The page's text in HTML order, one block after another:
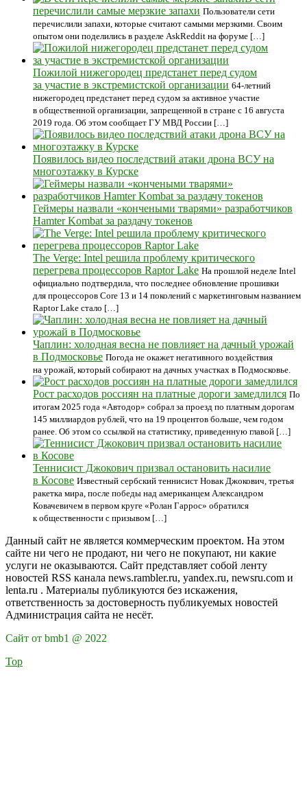
перечислили самые мерзкие запахи Пользователи сети
перечислили запахи, которые считают самыми мерзкими. Своим
опытом они поделились в разделе AskReddit на форуме […]
Пожилой нижегородец предстанет перед судом
за участие в экстремистской организации 64-летний
нижегородец предстанет перед судом за активное участие
в общественной организации, запрещенной в стране с 16 августа
2019 года. Об этом сообщает ГУ МВД России […]
Появилось видео последствий атаки дрона ВСУ на
многоэтажку в Курске
Геймеры назвали «кончеными тварями» разработчиков
Hamter Kombat за раздачу токенов
The Verge: Intel решила проблему критического
перегрева процессоров Raptor Lake На прошлой неделе Intel
официально подтвердила, что последнее обновление прошивки
для процессоров Core 13 и 14 поколений с маркетинговым названием
Raptor Lake стало […]
Чаплин: холодная весна не повлияет на дачный урожай
в Подмосковье Погода не окажет негативного воздействия
на урожай, который собирают на дачных участках в Подмосковье.
Рост расходов россиян на платные дороги замедлился По
итогам 2025 года «Автодор» собрал за проезд по платным дорогам
145 миллиардов рублей, что на 19 процентов больше, чем годом
ранее. Об этом со ссылкой на статистику, приведенную главой […]
Теннисист Джокович призвал остановить насилие
в Косове Известный сербский теннисист Новак Джокович, третья
ракетка мира, после победы над американцем Александром
Ковачевичем в первом круге «Ролан Гаррос» обратился
к общественности с призывом […]
Данный сайт не является коммерческим проектом. На этом
сайте ни чего не продают, ни чего не покупают, ни какие
услуги не оказываются. Сайт представляет собой ленту
новостей RSS канала news.rambler.ru, yandex.ru, newsru.com и
lenta.ru . Материалы публикуются без искажения,
ответственность за достоверность публикуемых новостей
Администрация сайта не несёт.
Сайт от bmb1 @ 2022
Top